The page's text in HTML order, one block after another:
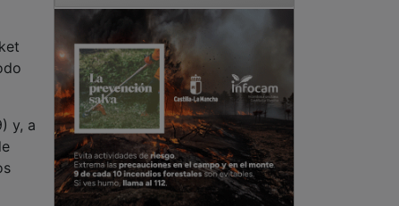
y, a